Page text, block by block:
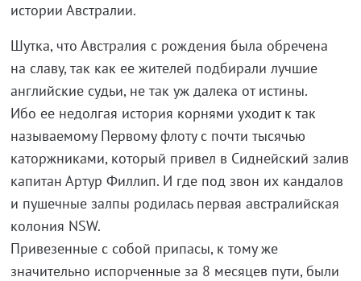
истории Австралии.
Шутка, что Австралия с рождения была обречена
на славу, так как ее жителей подбирали лучшие
английские судьи, не так уж далека от истины.
Ибо ее недолгая история корнями уходит к так
называемому Первому флоту с почти тысячью
каторжниками, который привел в Сиднейский залив
капитан Артур Филлип. И где под звон их кандалов
и пушечные залпы родилась первая австралийская
колония NSW.
Привезенные с собой припасы, к тому же
значительно испорченные за 8 месяцев пути, были